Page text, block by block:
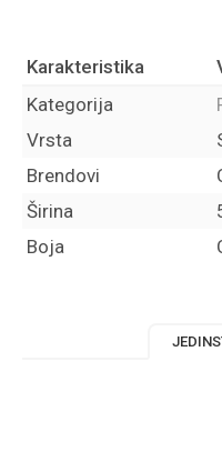
Karakteristika
Kategorija
Vrsta
Brendovi
Širina
Boja